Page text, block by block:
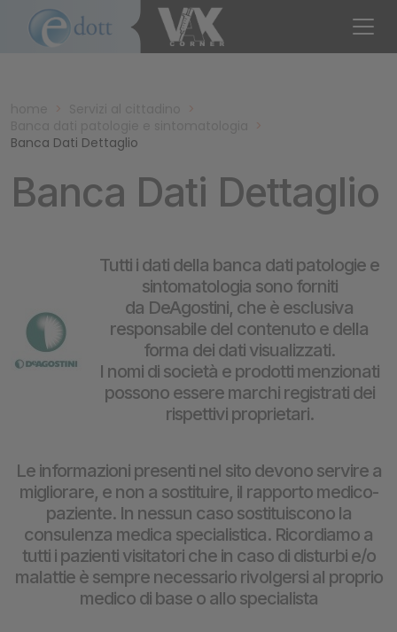
>
>
>
Banca Dati Dettaglio
Banca Dati Dettaglio
Tutti i dati della banca dati patologie e
sintomatologia sono forniti
da DeAgostini, che è esclusiva
responsabile del contenuto e della
forma dei dati visualizzati.
I nomi di società e prodotti menzionati
possono essere marchi registrati dei
rispettivi proprietari.
Le informazioni presenti nel sito devono servire a
migliorare, e non a sostituire, il rapporto medico-
paziente. In nessun caso sostituiscono la
consulenza medica specialistica. Ricordiamo a
tutti i pazienti visitatori che in caso di disturbi e/o
malattie è sempre necessario rivolgersi al proprio
medico di base o allo specialista